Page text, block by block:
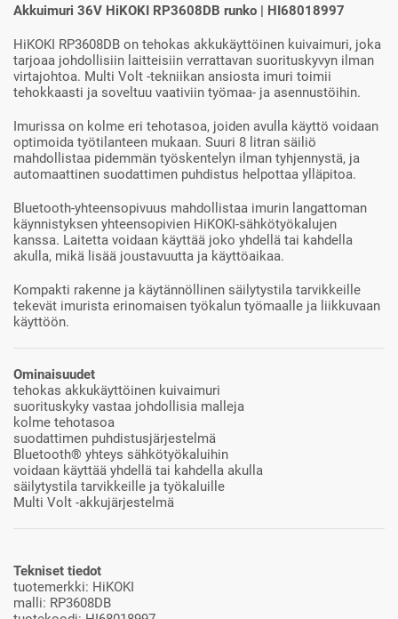
Akkuimuri 36V HiKOKI RP3608DB runko | HI68018997
HiKOKI RP3608DB on tehokas akkukäyttöinen kuivaimuri, joka
tarjoaa johdollisiin laitteisiin verrattavan suorituskyvyn ilman
virtajohtoa. Multi Volt -tekniikan ansiosta imuri toimii
tehokkaasti ja soveltuu vaativiin työmaa- ja asennustöihin.
Imurissa on kolme eri tehotasoa, joiden avulla käyttö voidaan
optimoida työtilanteen mukaan. Suuri 8 litran säiliö
mahdollistaa pidemmän työskentelyn ilman tyhjennystä, ja
automaattinen suodattimen puhdistus helpottaa ylläpitoa.
Bluetooth-yhteensopivuus mahdollistaa imurin langattoman
käynnistyksen yhteensopivien HiKOKI-sähkötyökalujen
kanssa. Laitetta voidaan käyttää joko yhdellä tai kahdella
akulla, mikä lisää joustavuutta ja käyttöaikaa.
Kompakti rakenne ja käytännöllinen säilytystila tarvikkeille
tekevät imurista erinomaisen työkalun työmaalle ja liikkuvaan
käyttöön.
Ominaisuudet
tehokas akkukäyttöinen kuivaimuri
suorituskyky vastaa johdollisia malleja
kolme tehotasoa
suodattimen puhdistusjärjestelmä
Bluetooth® yhteys sähkötyökaluihin
voidaan käyttää yhdellä tai kahdella akulla
säilytystila tarvikkeille ja työkaluille
Multi Volt -akkujärjestelmä
Tekniset tiedot
tuotemerkki: HiKOKI
malli: RP3608DB